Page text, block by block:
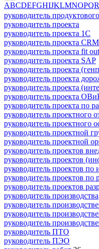
ABCDEFGHIJKLMNOPQR
руководитель
руководитель проекта
руководитель проекта 1C
руководитель проекта CRM
руководитель проекта fit out
руководитель проекта SAP
руководитель проекта
руководитель проекта
руководитель проекта
руководитель проекта
руководитель проекта по
руководитель проектного
руководитель проектного
руководитель проектной
руководитель проектной
руководитель проектов
руководитель проектов
руководитель проектов
руководитель проектов по
руководитель проектов
руководитель производства
руководитель
руководитель
руководитель
руководитель ПТО
руководитель ПЭО